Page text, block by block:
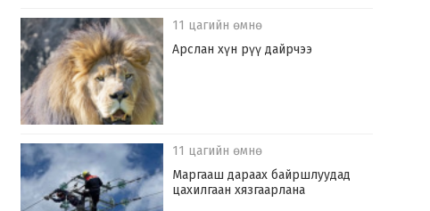
11 цагийн өмнө
Арслан хүн рүү дайрчээ
11 цагийн өмнө
Маргааш дараах байршлуудад
цахилгаан хязгаарлана